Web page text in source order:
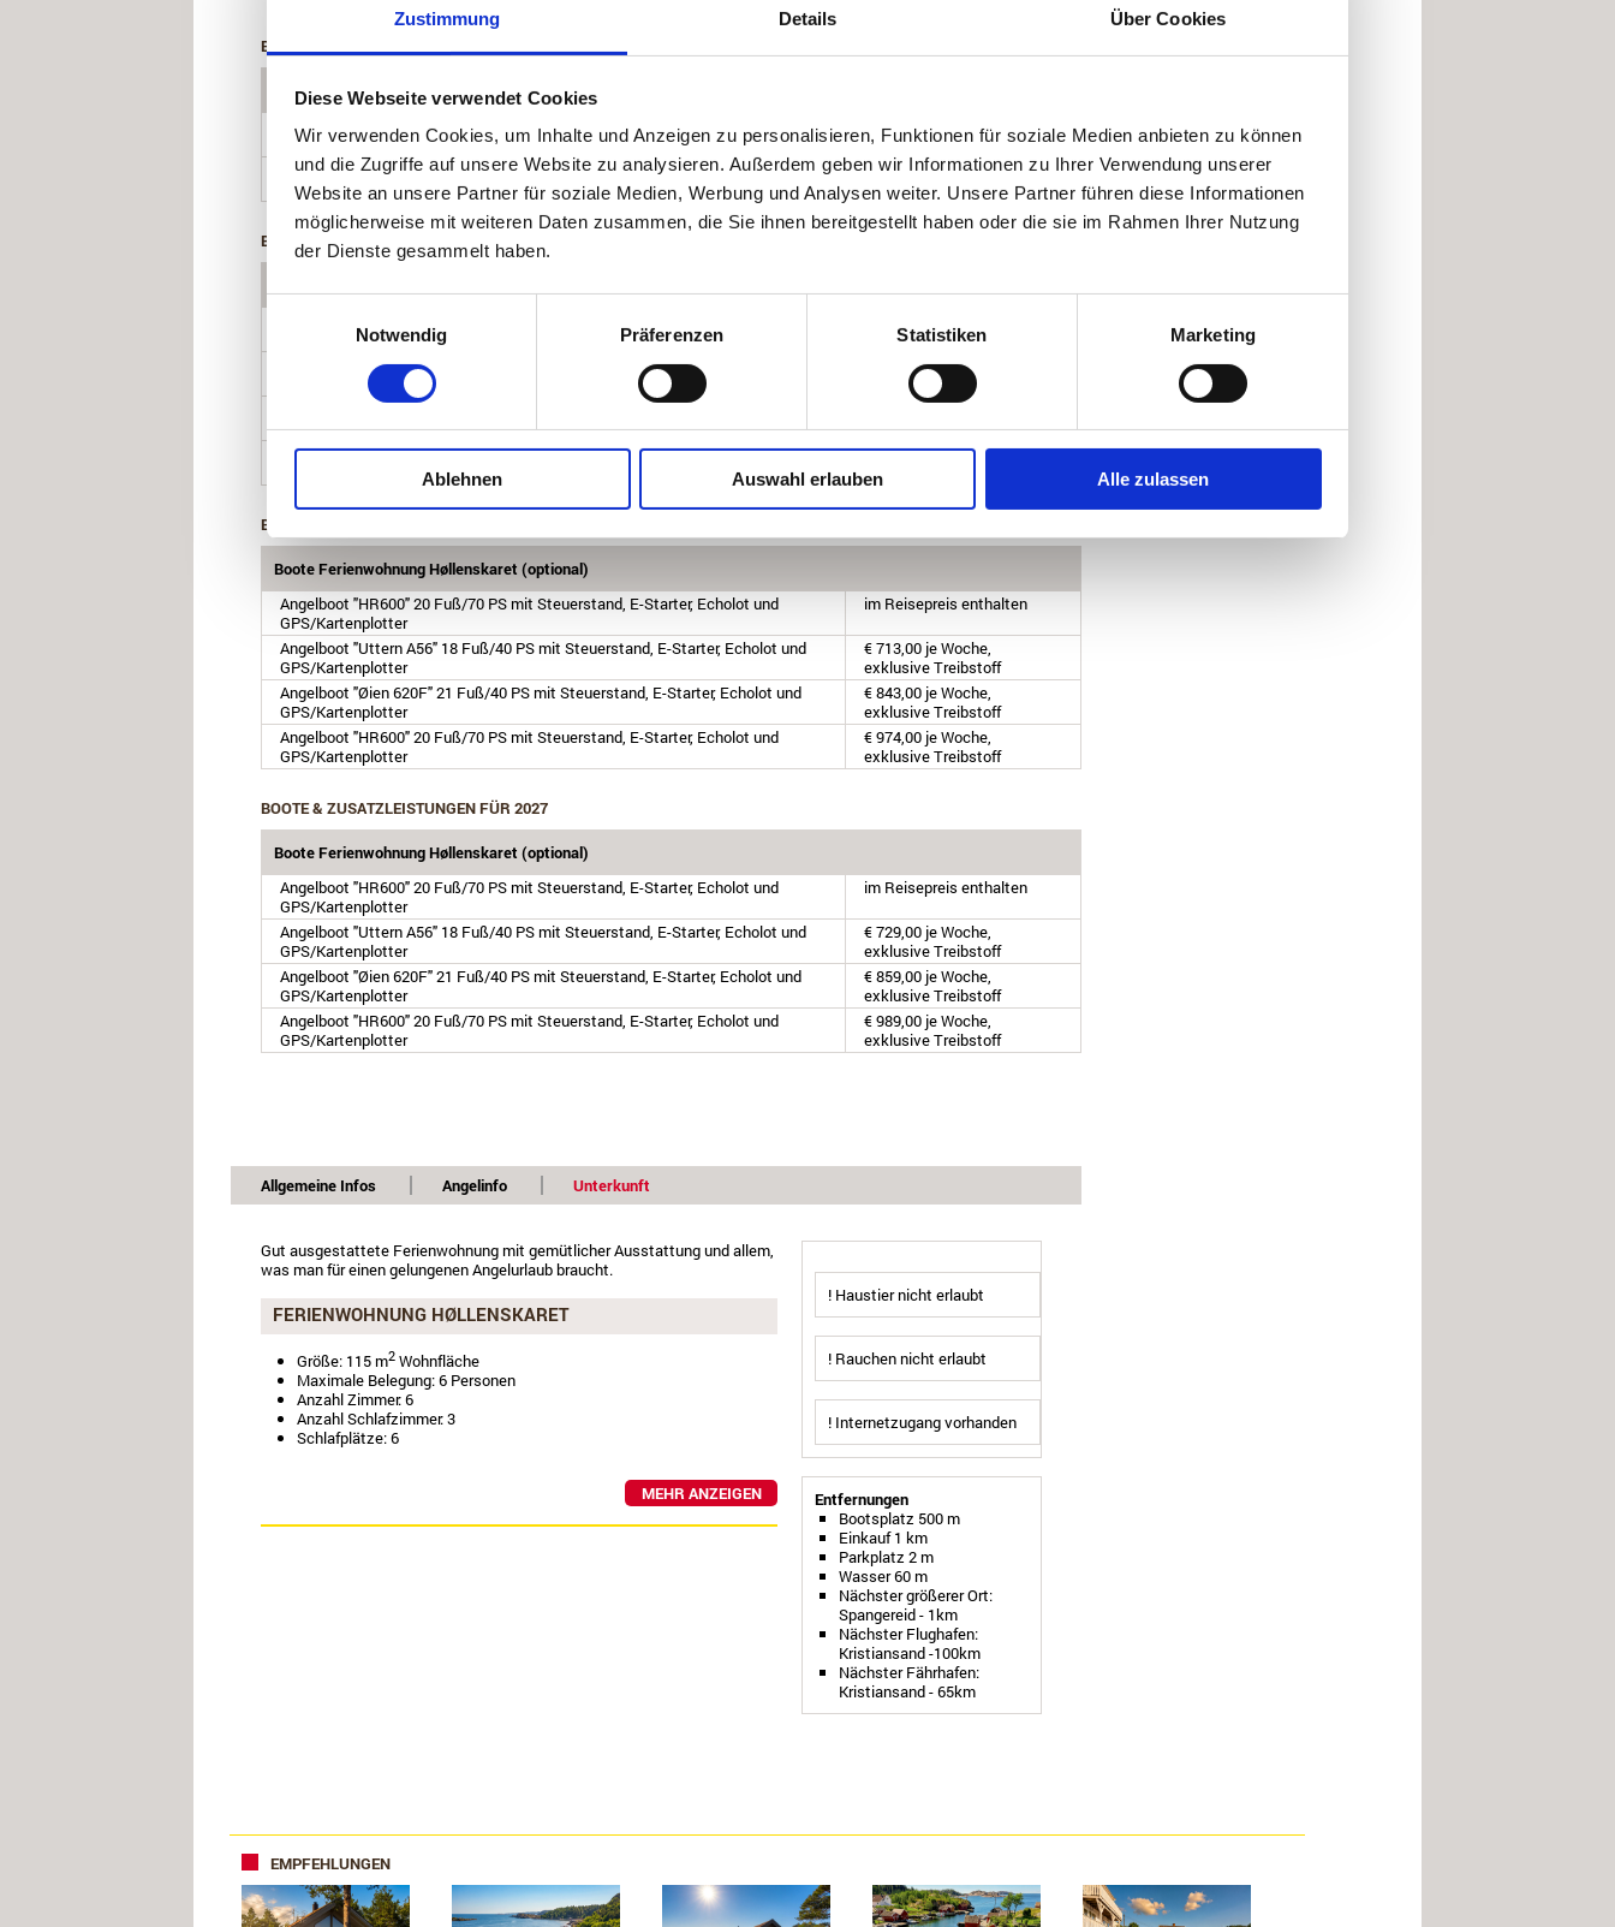
Zustimmung Details Über Cookies
Diese Webseite verwendet Cookies
Wir verwenden Cookies, um Inhalte und Anzeigen zu personalisieren, Funktionen für soziale Medien anbieten zu können
und die Zugriffe auf unsere Website zu analysieren. Außerdem geben wir Informationen zu Ihrer Verwendung unserer
Website an unsere Partner für soziale Medien, Werbung und Analysen weiter. Unsere Partner führen diese Informationen
möglicherweise mit weiteren Daten zusammen, die Sie ihnen bereitgestellt haben oder die sie im Rahmen Ihrer Nutzung
der Dienste gesammelt haben.
Einwilligungsauswahl
Notwendig
Präferenzen Statistiken Marketing
Ablehnen Auswahl erlauben Alle zulassen
BOOTE & ZUSATZLEISTUNGEN FÜR 2024
Boote Ferienwohnung Høllenskaret (optional)
Angelboot "HR600" 20 Fuß/70 PS mit Steuerstand, E-Starter, Echolot und
GPS/Kartenplotter
im Reisepreis enthalten
Angelboot "Uttern A56" 18 Fuß/40 PS mit Steuerstand, E-Starter, Echolot und
GPS/Kartenplotter
€ 549,00 je Woche,
exklusive Treibstoff
BOOTE & ZUSATZLEISTUNGEN FÜR 2025
GPS/Kartenplotter
Angelboot "Uttern A56" 18 Fuß/40 PS mit Steuerstand, E-Starter, Echolot und
GPS/Kartenplotter
€ 869,00 je Woche,
exklusive Treibstoff
Angelboot "Øien 620F" 21 Fuß/40 PS mit Steuerstand, E-Starter, Echolot und
GPS/Kartenplotter
€ 1.049,00 je Woche,
exklusive Treibstoff
Angelboot "HR600" 20 Fuß/70 PS mit Steuerstand, E-Starter, Echolot und
€ 1.189,00 je Woche,
exklusive Treibstoff
BOOTE & ZUSATZLEISTUNGEN FÜR 2026
Boote Ferienwohnung Høllenskaret (optional)
Angelboot "HR600" 20 Fuß/70 PS mit Steuerstand, E-Starter, Echolot und
GPS/Kartenplotter
im Reisepreis enthalten
Angelboot "Uttern A56" 18 Fuß/40 PS mit Steuerstand, E-Starter, Echolot und
GPS/Kartenplotter
€ 713,00 je Woche,
exklusive Treibstoff
Angelboot "Øien 620F" 21 Fuß/40 PS mit Steuerstand, E-Starter, Echolot und
GPS/Kartenplotter
€ 843,00 je Woche,
exklusive Treibstoff
Angelboot "HR600" 20 Fuß/70 PS mit Steuerstand, E-Starter, Echolot und
GPS/Kartenplotter
€ 974,00 je Woche,
exklusive Treibstoff
BOOTE & ZUSATZLEISTUNGEN FÜR 2027
Boote Ferienwohnung Høllenskaret (optional)
Angelboot "HR600" 20 Fuß/70 PS mit Steuerstand, E-Starter, Echolot und
GPS/Kartenplotter
im Reisepreis enthalten
Angelboot "Uttern A56" 18 Fuß/40 PS mit Steuerstand, E-Starter, Echolot und
GPS/Kartenplotter
€ 729,00 je Woche,
exklusive Treibstoff
Angelboot "Øien 620F" 21 Fuß/40 PS mit Steuerstand, E-Starter, Echolot und
GPS/Kartenplotter
€ 859,00 je Woche,
exklusive Treibstoff
Angelboot "HR600" 20 Fuß/70 PS mit Steuerstand, E-Starter, Echolot und
GPS/Kartenplotter
€ 989,00 je Woche,
exklusive Treibstoff
Allgemeine Infos Angelinfo Unterkunft
Gut ausgestattete Ferienwohnung mit gemütlicher Ausstattung und allem,
was man für einen gelungenen Angelurlaub braucht.
FERIENWOHNUNG HØLLENSKARET
Größe: 115 m2 Wohnfläche
Maximale Belegung: 6 Personen
Anzahl Zimmer: 6
Anzahl Schlafzimmer: 3
Schlafplätze: 6
MEHR ANZEIGEN
! Haustier nicht erlaubt
! Rauchen nicht erlaubt
! Internetzugang vorhanden
Entfernungen
Bootsplatz 500 m
Einkauf 1 km
Parkplatz 2 m
Wasser 60 m
Nächster größerer Ort:
Spangereid - 1km
Nächster Flughafen:
Kristiansand -100km
Nächster Fährhafen:
Kristiansand - 65km
EMPFEHLUNGEN